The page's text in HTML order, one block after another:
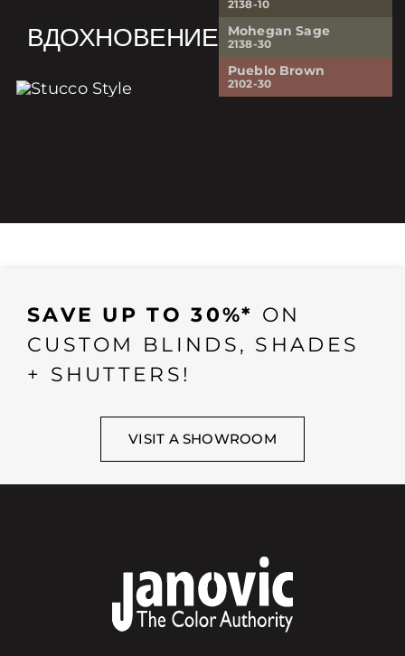
ВДОХНОВЕНИЕ
2138-10
Mohegan Sage
2138-30
Pueblo Brown
2102-30
SAVE UP TO 30%* ON
CUSTOM BLINDS, SHADES
+ SHUTTERS!
VISIT A SHOWROOM